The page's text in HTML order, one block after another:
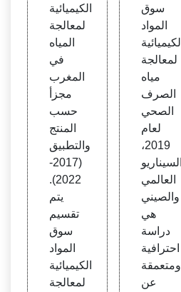
ة المي
اه في
المغر
ب
الكيميائية
لمعالجة
المياه
في
المغرب
مجزأ
حسب
المنتج
والتطبيق
(2017-
2022).
يتم
تقسيم
سوق
المواد
الكيميائية
لمعالجة
معالج
ة مياه
الصر
ف ال
صحي
سوق
المواد
الكيميائية
لمعالجة
مياه
الصرف
الصحي
لعام
2019،
السيناريو
العالمي
والصيني
هي
دراسة
احترافية
ومتعمقة
عن